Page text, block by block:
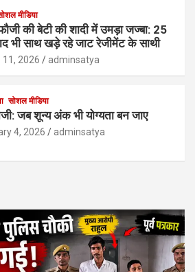
मीडिया
की बेटी की शादी में उमड़ा जज्बा: 25
भी साथ खड़े रहे जाट रेजीमेंट के साथी
11, 2026 adminsatya
सोशल मीडिया
जब शून्य अंक भी योग्यता बन जाए
4, 2026 adminsatya